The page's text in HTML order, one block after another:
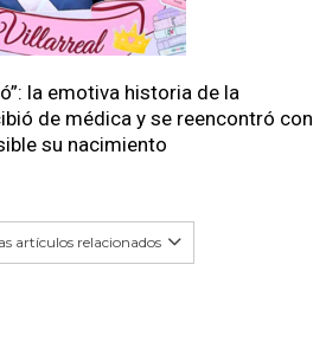
la emotiva historia de la
de médica y se reencontró con
su nacimiento
artículos relacionados